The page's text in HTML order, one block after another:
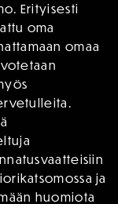
Erityisesti
oma
omaa
ja
huomiota